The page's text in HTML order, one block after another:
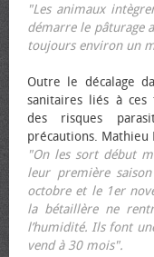
"Les animaux
démarre le pâturage
toujours environ un
Outre le décalage
sanitaires liés à
des risques
précautions.
"On les sort début
leur première
octobre et le 1er
la bétaillère ne
l’humidité. Ils font
vend à 30 mois".